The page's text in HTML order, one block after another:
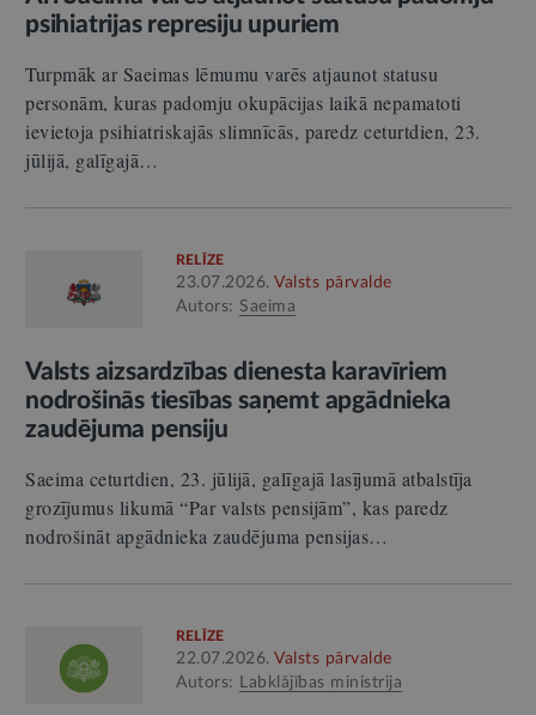
psihiatrijas represiju upuriem
Turpmāk ar Saeimas lēmumu varēs atjaunot statusu
personām, kuras padomju okupācijas laikā nepamatoti
ievietoja psihiatriskajās slimnīcās, paredz ceturtdien, 23.
jūlijā, galīgajā…
RELĪZE
23.07.2026. Valsts pārvalde
Autors: Saeima
Valsts aizsardzības dienesta karavīriem
nodrošinās tiesības saņemt apgādnieka
zaudējuma pensiju
Saeima ceturtdien, 23. jūlijā, galīgajā lasījumā atbalstīja
grozījumus likumā “Par valsts pensijām”, kas paredz
nodrošināt apgādnieka zaudējuma pensijas…
RELĪZE
22.07.2026. Valsts pārvalde
Autors: Labklājības ministrija